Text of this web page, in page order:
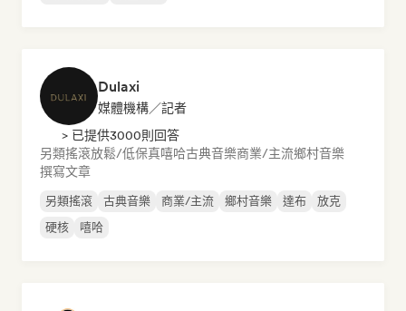
Dulaxi
媒體機構／記者
> 已提供3000則回答
另類搖滾放鬆/低保真嘻哈古典音樂商業/主流鄉村音樂
撰寫文章
另類搖滾 古典音樂 商業/主流 鄉村音樂 達布
放克
硬核
嘻哈